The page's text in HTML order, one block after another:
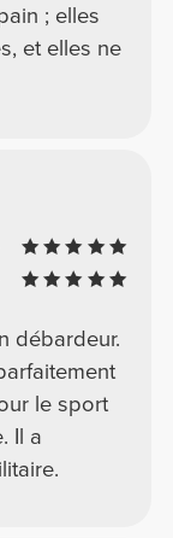
; elles
et elles ne
débardeur.
le sport
Il a